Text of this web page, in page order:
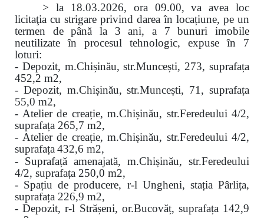
> la 18.03.2026, ora 09.00, va avea loc
licitaţia cu strigare privind darea în locațiune, pe un
termen de până la 3 ani, a 7 bunuri imobile
neutilizate în procesul tehnologic, expuse în 7
loturi:
- Depozit, m.Chișinău, str.Muncești, 273, suprafața
452,2 m2,
- Depozit, m.Chișinău, str.Muncești, 71, suprafața
55,0 m2,
- Atelier de creație, m.Chișinău, str.Feredeului 4/2,
suprafața 265,7 m2,
- Atelier de creație, m.Chișinău, str.Feredeului 4/2,
suprafața 432,6 m2,
- Suprafață amenajată, m.Chișinău, str.Feredeului
4/2, suprafața 250,0 m2,
- Spațiu de producere, r-l Ungheni, stația Pârlița,
suprafața 226,9 m2,
- Depozit, r-l Strășeni, or.Bucovăț, suprafața 142,9